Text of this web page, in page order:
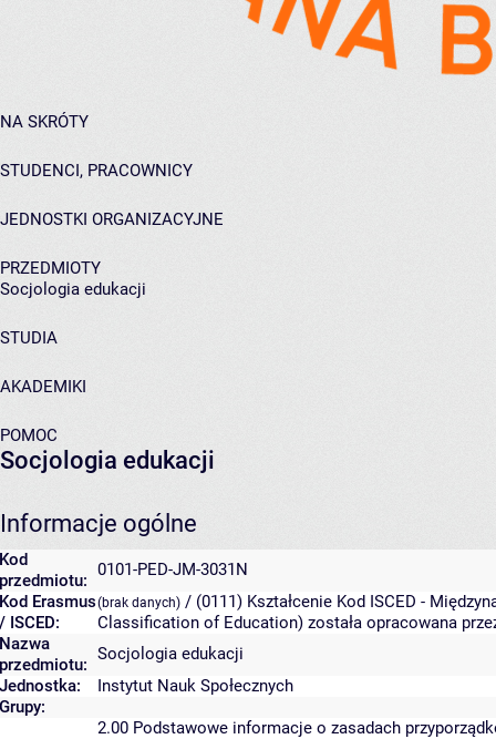
NA SKRÓTY
STUDENCI, PRACOWNICY
JEDNOSTKI ORGANIZACYJNE
PRZEDMIOTY
Socjologia edukacji
STUDIA
AKADEMIKI
POMOC
Socjologia edukacji
Informacje ogólne
Kod
przedmiotu:
0101-PED-JM-3031N
Kod Erasmus
/ ISCED:
(brak danych) / (0111) Kształcenie Kod ISCED -
Classification of Education) została opracowana
Nazwa
przedmiotu:
Socjologia edukacji
Jednostka:
Instytut Nauk Społecznych
Grupy:
2.00 Podstawowe informacje o zasadach